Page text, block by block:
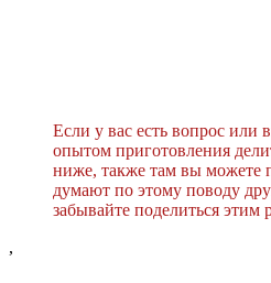
Если у вас есть вопрос или
опытом приготовления
ниже, также там вы можете
думают по этому поводу
забывайте поделиться этим
,